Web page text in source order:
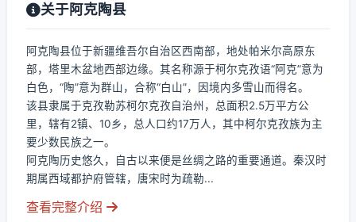
关于阿克陶县
阿克陶县位于新疆维吾尔自治区西南部，地处帕米尔高原东
部，塔里木盆地西部边缘。其名称源于柯尔克孜语“阿克”意为
白色，“陶”意为群山，合称“白山”，因境内多雪山而得名。
该县隶属于克孜勒苏柯尔克孜自治州，总面积2.5万平方公
里，辖有2镇、10乡，总人口约17万人，其中柯尔克孜族为主
要少数民族之一。
阿克陶历史悠久，自古以来便是丝绸之路的重要通道。秦汉时
期属西域都护府管辖，唐宋时为疏勒...
查看完整介绍